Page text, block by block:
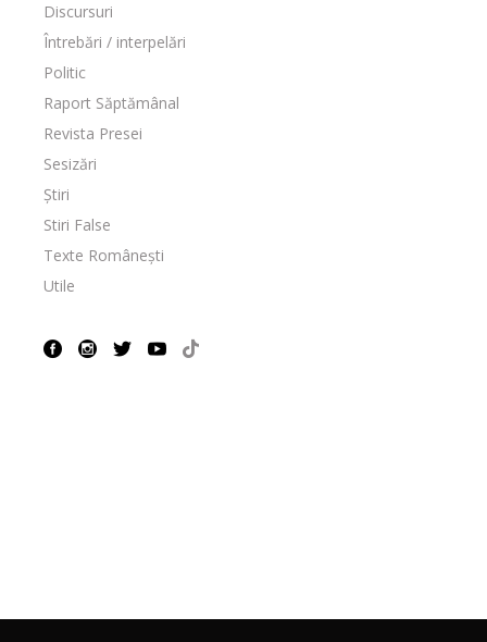
Discursuri
Întrebări / interpelări
Politic
Raport Săptămânal
Revista Presei
Sesizări
Știri
Stiri False
Texte Românești
Utile